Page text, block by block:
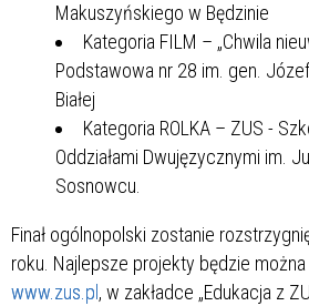
Makuszyńskiego w Będzinie
Kategoria FILM – „Chwila
Podstawowa nr 28 im. gen.
Białej
Kategoria ROLKA – ZUS -
Oddziałami Dwujęzycznymi im.
Sosnowcu.
Finał ogólnopolski zostanie
roku. Najlepsze projekty będzie
www.zus.pl , w zakładce „Edukacja z